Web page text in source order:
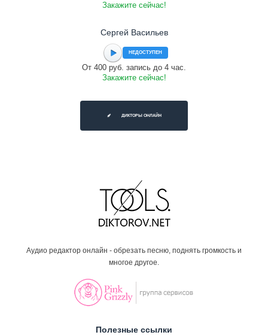
Закажите сейчас!
Сергей Васильев
НЕДОСТУПЕН
От 400 руб. запись до 4 час.
Закажите сейчас!
ДИКТОРЫ ОНЛАЙН
Аудио редактор онлайн - обрезать песню, поднять громкость и
многое другое.
Полезные ссылки